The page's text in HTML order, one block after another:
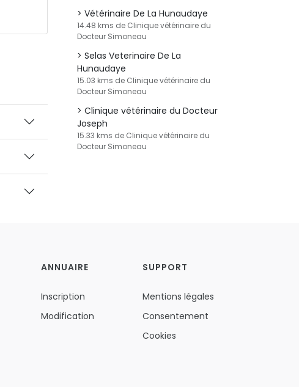
Vétérinaire De La Hunaudaye
14.48 kms de Clinique vétérinaire du
Docteur Simoneau
Selas Veterinaire De La
Hunaudaye
15.03 kms de Clinique vétérinaire du
Docteur Simoneau
Clinique vétérinaire du Docteur
Joseph
15.33 kms de Clinique vétérinaire du
Docteur Simoneau
ANNUAIRE
Inscription
Modification
SUPPORT
Mentions légales
Consentement
Cookies